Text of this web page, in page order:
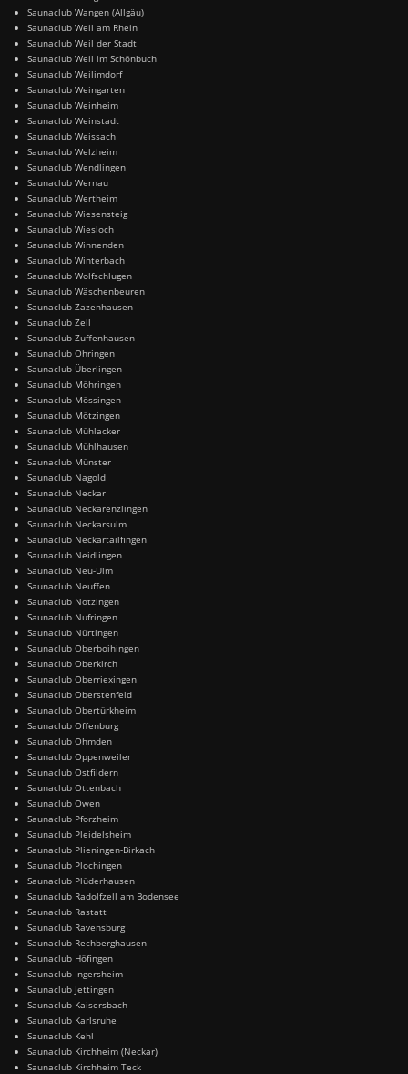
Saunaclub Wangen (Allgäu)
Saunaclub Weil am Rhein
Saunaclub Weil der Stadt
Saunaclub Weil im Schönbuch
Saunaclub Weilimdorf
Saunaclub Weingarten
Saunaclub Weinheim
Saunaclub Weinstadt
Saunaclub Weissach
Saunaclub Welzheim
Saunaclub Wendlingen
Saunaclub Wernau
Saunaclub Wertheim
Saunaclub Wiesensteig
Saunaclub Wiesloch
Saunaclub Winnenden
Saunaclub Winterbach
Saunaclub Wolfschlugen
Saunaclub Wäschenbeuren
Saunaclub Zazenhausen
Saunaclub Zell
Saunaclub Zuffenhausen
Saunaclub Öhringen
Saunaclub Überlingen
Saunaclub Möhringen
Saunaclub Mössingen
Saunaclub Mötzingen
Saunaclub Mühlacker
Saunaclub Mühlhausen
Saunaclub Münster
Saunaclub Nagold
Saunaclub Neckar
Saunaclub Neckarenzlingen
Saunaclub Neckarsulm
Saunaclub Neckartailfingen
Saunaclub Neidlingen
Saunaclub Neu-Ulm
Saunaclub Neuffen
Saunaclub Notzingen
Saunaclub Nufringen
Saunaclub Nürtingen
Saunaclub Oberboihingen
Saunaclub Oberkirch
Saunaclub Oberriexingen
Saunaclub Oberstenfeld
Saunaclub Obertürkheim
Saunaclub Offenburg
Saunaclub Ohmden
Saunaclub Oppenweiler
Saunaclub Ostfildern
Saunaclub Ottenbach
Saunaclub Owen
Saunaclub Pforzheim
Saunaclub Pleidelsheim
Saunaclub Plieningen-Birkach
Saunaclub Plochingen
Saunaclub Plüderhausen
Saunaclub Radolfzell am Bodensee
Saunaclub Rastatt
Saunaclub Ravensburg
Saunaclub Rechberghausen
Saunaclub Höfingen
Saunaclub Ingersheim
Saunaclub Jettingen
Saunaclub Kaisersbach
Saunaclub Karlsruhe
Saunaclub Kehl
Saunaclub Kirchheim (Neckar)
Saunaclub Kirchheim Teck